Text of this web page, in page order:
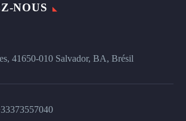
NOUS
41650-010 Salvador, BA, Brésil